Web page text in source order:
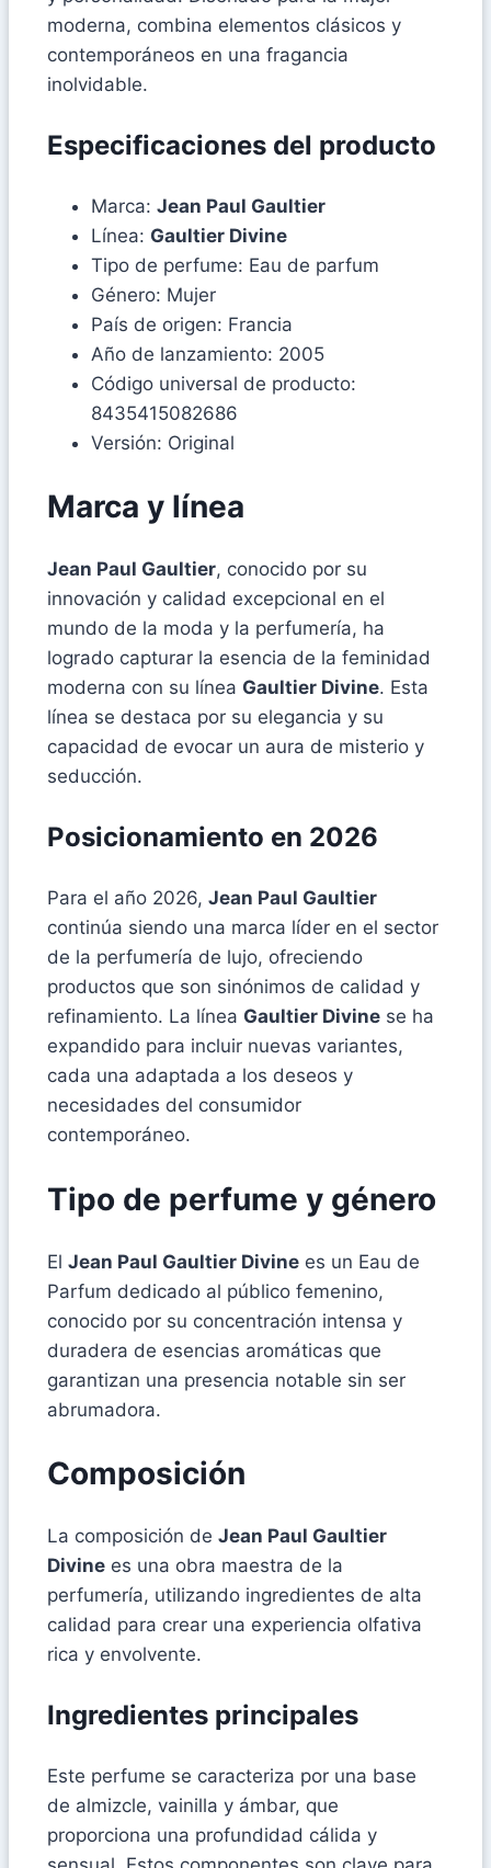
moderna, combina elementos clásicos y
contemporáneos en una fragancia
inolvidable.
Especificaciones del producto
Marca: Jean Paul Gaultier
Línea: Gaultier Divine
Tipo de perfume: Eau de parfum
Género: Mujer
País de origen: Francia
Año de lanzamiento: 2005
Código universal de producto:
8435415082686
Versión: Original
Marca y línea
Jean Paul Gaultier, conocido por su
innovación y calidad excepcional en el
mundo de la moda y la perfumería, ha
logrado capturar la esencia de la feminidad
moderna con su línea Gaultier Divine. Esta
línea se destaca por su elegancia y su
capacidad de evocar un aura de misterio y
seducción.
Posicionamiento en 2026
Para el año 2026, Jean Paul Gaultier
continúa siendo una marca líder en el sector
de la perfumería de lujo, ofreciendo
productos que son sinónimos de calidad y
refinamiento. La línea Gaultier Divine se ha
expandido para incluir nuevas variantes,
cada una adaptada a los deseos y
necesidades del consumidor
contemporáneo.
Tipo de perfume y género
El Jean Paul Gaultier Divine es un Eau de
Parfum dedicado al público femenino,
conocido por su concentración intensa y
duradera de esencias aromáticas que
garantizan una presencia notable sin ser
abrumadora.
Composición
La composición de Jean Paul Gaultier
Divine es una obra maestra de la
perfumería, utilizando ingredientes de alta
calidad para crear una experiencia olfativa
rica y envolvente.
Ingredientes principales
Este perfume se caracteriza por una base
de almizcle, vainilla y ámbar, que
proporciona una profundidad cálida y